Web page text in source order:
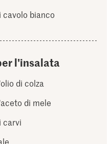
cavolo bianco
l'insalata
di colza
di mele
carvi